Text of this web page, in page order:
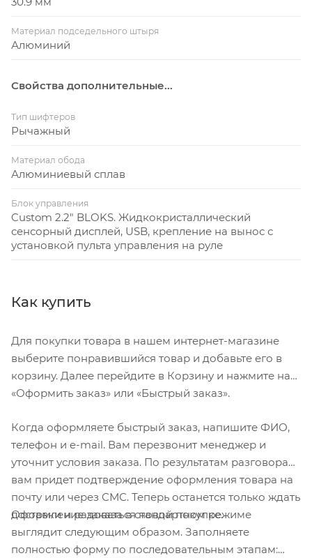
Материал подседельного штыря
Алюминий
Свойства дополнительные...
Тип шифтеров
Рычажный
Материал обода
Алюминиевый сплав
Блок управления
Custom 2.2" BLOKS. Жидкокристаллический
сенсорный дисплей, USB, крепление на вынос с
установкой пульта управления на руле
Как купить
Для покупки товара в нашем интернет-магазине
выберите понравившийся товар и добавьте его в
корзину. Далее перейдите в Корзину и нажмите на
«Оформить заказ» или «Быстрый заказ».
Когда оформляете быстрый заказ, напишите ФИО,
телефон и e-mail. Вам перезвонит менеджер и
уточнит условия заказа. По результатам разговора
вам придет подтверждение оформления товара на
почту или через СМС. Теперь останется только ждать
доставки и радоваться новой покупке.
Оформление заказа в стандартном режиме
выглядит следующим образом. Заполняете
полностью форму по последовательным этапам: